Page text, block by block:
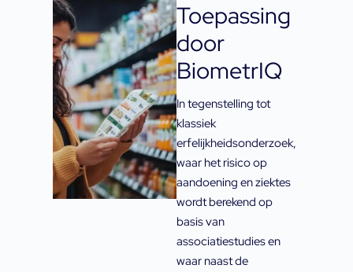
Toepassing
door
BiometrIQ
In tegenstelling tot
klassiek
erfelijkheidsonderzoek,
waar het risico op
aandoening en ziektes
wordt berekend op
basis van
associatiestudies en
waar naast de